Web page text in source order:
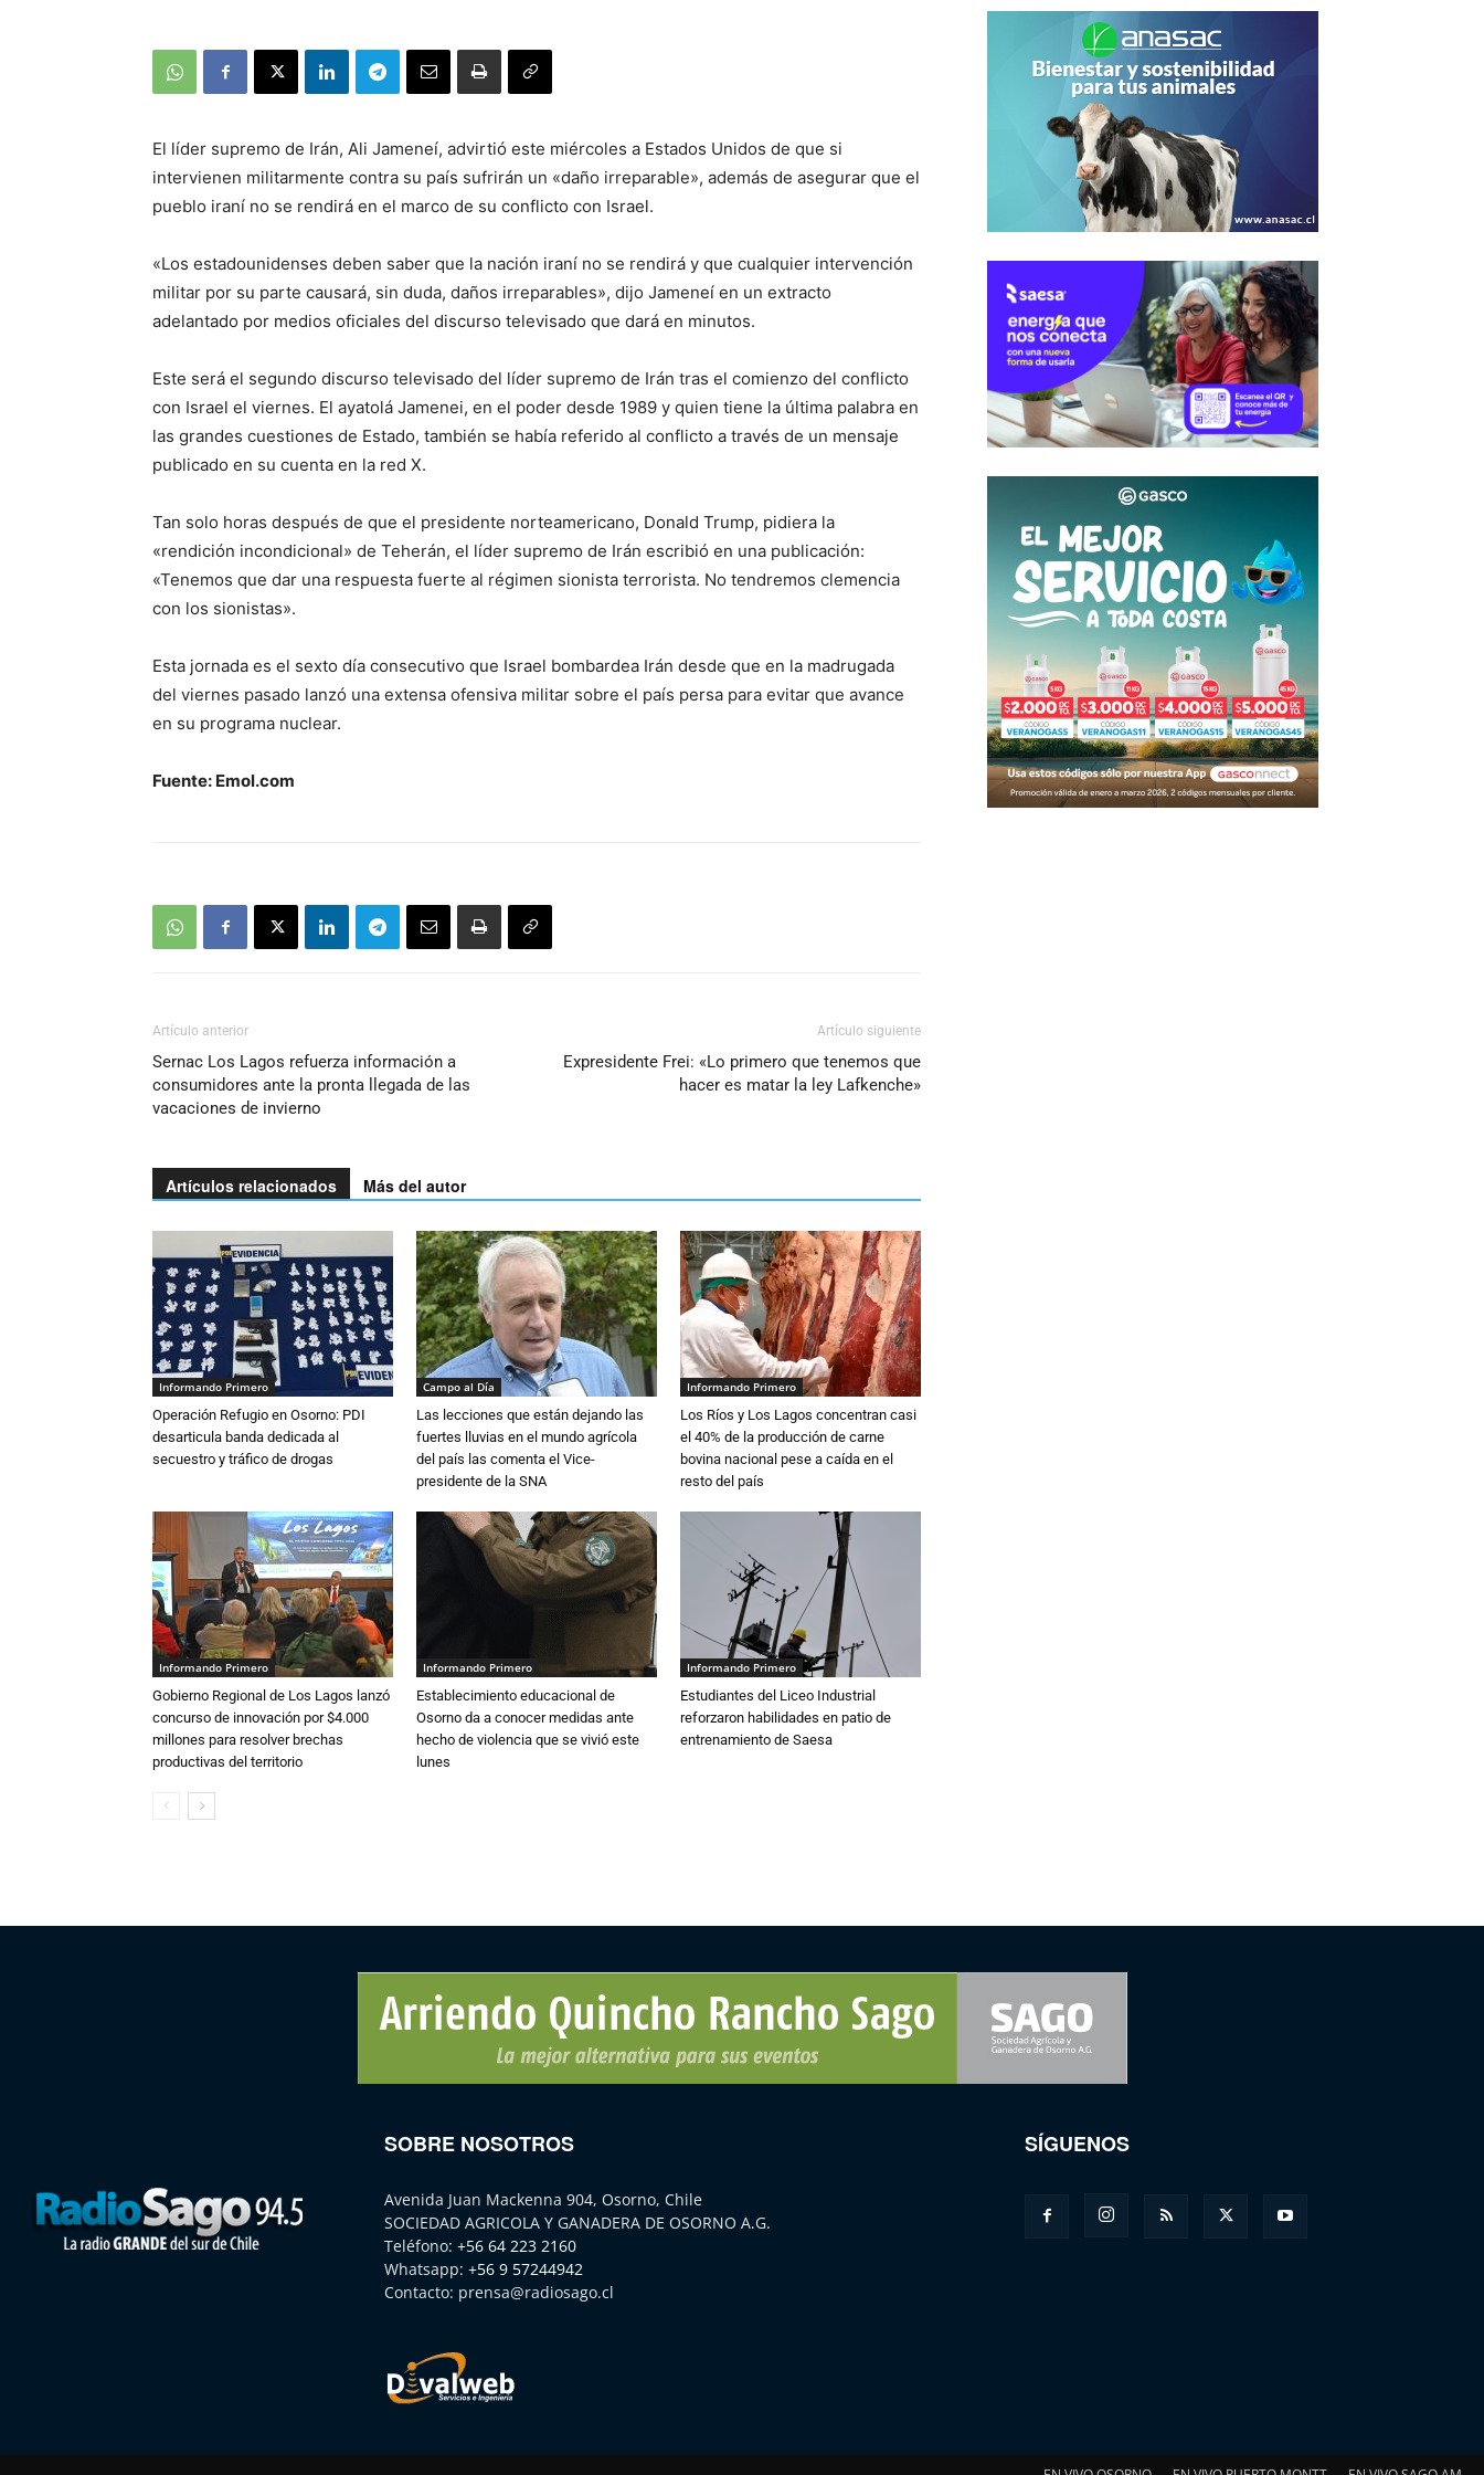
El líder supremo de Irán, Ali Jameneí, advirtió este miércoles a Estados Unidos de que si
intervienen militarmente contra su país sufrirán un «daño irreparable», además de asegurar que el
pueblo iraní no se rendirá en el marco de su conflicto con Israel.
«Los estadounidenses deben saber que la nación iraní no se rendirá y que cualquier intervención
militar por su parte causará, sin duda, daños irreparables», dijo Jameneí en un extracto
adelantado por medios oficiales del discurso televisado que dará en minutos.
Este será el segundo discurso televisado del líder supremo de Irán tras el comienzo del conflicto
con Israel el viernes. El ayatolá Jamenei, en el poder desde 1989 y quien tiene la última palabra en
las grandes cuestiones de Estado, también se había referido al conflicto a través de un mensaje
publicado en su cuenta en la red X.
Tan solo horas después de que el presidente norteamericano, Donald Trump, pidiera la
«rendición incondicional» de Teherán, el líder supremo de Irán escribió en una publicación:
«Tenemos que dar una respuesta fuerte al régimen sionista terrorista. No tendremos clemencia
con los sionistas».
Esta jornada es el sexto día consecutivo que Israel bombardea Irán desde que en la madrugada
del viernes pasado lanzó una extensa ofensiva militar sobre el país persa para evitar que avance
en su programa nuclear.
Fuente: Emol.com
Artículo anterior
Sernac Los Lagos refuerza información a
consumidores ante la pronta llegada de las
vacaciones de invierno
Artículo siguiente
Expresidente Frei: «Lo primero que tenemos que
hacer es matar la ley Lafkenche»
Artículos relacionados Más del autor
Informando Primero
Operación Refugio en Osorno: PDI
desarticula banda dedicada al
secuestro y tráfico de drogas
Campo al Día
Las lecciones que están dejando las
fuertes lluvias en el mundo agrícola
del país las comenta el Vice-
presidente de la SNA
Informando Primero
Los Ríos y Los Lagos concentran casi
el 40% de la producción de carne
bovina nacional pese a caída en el
resto del país
Informando Primero
Gobierno Regional de Los Lagos lanzó
concurso de innovación por $4.000
millones para resolver brechas
productivas del territorio
Informando Primero
Establecimiento educacional de
Osorno da a conocer medidas ante
hecho de violencia que se vivió este
lunes
Informando Primero
Estudiantes del Liceo Industrial
reforzaron habilidades en patio de
entrenamiento de Saesa
SOBRE NOSOTROS
Avenida Juan Mackenna 904, Osorno, Chile
SOCIEDAD AGRICOLA Y GANADERA DE OSORNO A.G.
Teléfono: +56 64 223 2160
Whatsapp: +56 9 57244942
Contacto: prensa@radiosago.cl
SÍGUENOS